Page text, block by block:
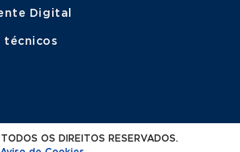
Digital
técnicos
OS DIREITOS RESERVADOS.